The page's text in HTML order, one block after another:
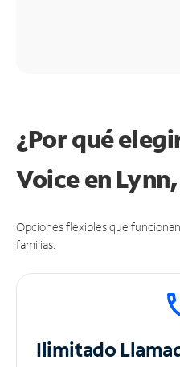
¿Por qué
Voice en
Opciones flexibles que
familias.
Ilimitado